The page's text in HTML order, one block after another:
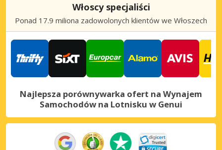
Włoscy specjaliści
Ponad 17.9 miliona zadowolonych klientów we Włoszech
Najlepsza porównywarka ofert na Wynajem
Samochodów na Lotnisku w Genui